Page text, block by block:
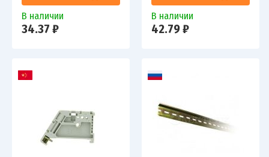
В наличии
34.37 ₽
В наличии
42.79 ₽